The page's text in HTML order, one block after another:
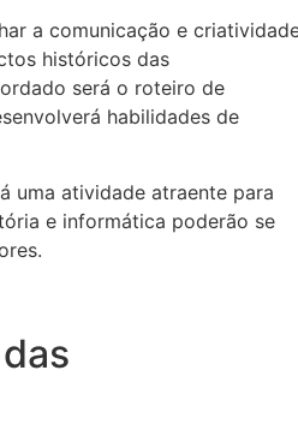
a comunicação e
históricos das
será o roteiro de
habilidades de
uma atividade atraente para
e informática poderão se